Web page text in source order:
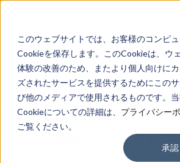
このウェブサイトでは、お客様のコンピ
Cookieを保存します。このCookieは、ウ
体験の改善のため、またより個人向けに
ズされたサービスを提供するためにこの
び他のメディアで使用されるものです。
Cookieについての詳細は、 プライバシー
ご覧ください。
承認
NEWS Corporate Press Release
“かもしれない未来”の
く「SF漫画プロトタイピ